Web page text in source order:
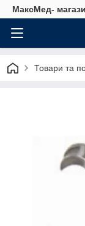
МаксМед-
Товари та